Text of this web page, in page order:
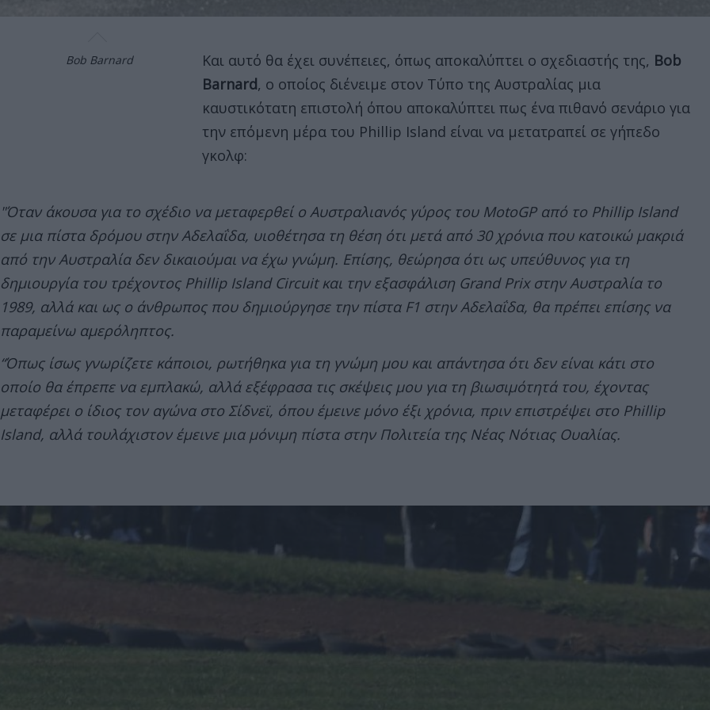
Και αυτό θα έχει συνέπειες, όπως αποκαλύπτει ο σχεδιαστής της, Bob
Barnard, ο οποίος διένειμε στον Τύπο της Αυστραλίας μια
καυστικότατη επιστολή όπου αποκαλύπτει πως ένα πιθανό σενάριο για
την επόμενη μέρα του Phillip Island είναι να μετατραπεί σε γήπεδο
γκολφ:
Bob Barnard
"Όταν άκουσα για το σχέδιο να μεταφερθεί ο Αυστραλιανός γύρος του MotoGP από το Phillip Island
σε μια πίστα δρόμου στην Αδελαΐδα, υιοθέτησα τη θέση ότι μετά από 30 χρόνια που κατοικώ μακριά
από την Αυστραλία δεν δικαιούμαι να έχω γνώμη. Επίσης, θεώρησα ότι ως υπεύθυνος για τη
δημιουργία του τρέχοντος Phillip Island Circuit και την εξασφάλιση Grand Prix στην Αυστραλία το
1989, αλλά και ως ο άνθρωπος που δημιούργησε την πίστα F1 στην Αδελαΐδα, θα πρέπει επίσης να
παραμείνω αμερόληπτος.
“Όπως ίσως γνωρίζετε κάποιοι, ρωτήθηκα για τη γνώμη μου και απάντησα ότι δεν είναι κάτι στο
οποίο θα έπρεπε να εμπλακώ, αλλά εξέφρασα τις σκέψεις μου για τη βιωσιμότητά του, έχοντας
μεταφέρει ο ίδιος τον αγώνα στο Σίδνεϊ, όπου έμεινε μόνο έξι χρόνια, πριν επιστρέψει στο Phillip
Island, αλλά τουλάχιστον έμεινε μια μόνιμη πίστα στην Πολιτεία της Νέας Νότιας Ουαλίας.